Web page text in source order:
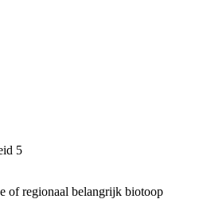
5
of regionaal belangrijk biotoop